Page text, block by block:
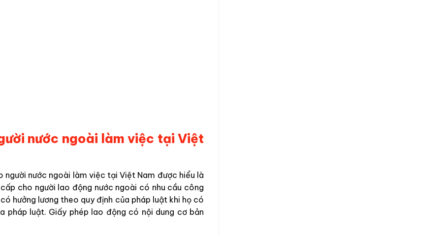
nước ngoài làm việc tại Việt
nước ngoài làm việc tại Việt Nam được hiểu là
cho người lao động nước ngoài có nhu cầu công
hưởng lương theo quy định của pháp luật khi họ có
pháp luật. Giấy phép lao động có nội dung cơ bản